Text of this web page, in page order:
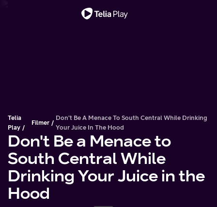
Telia
Play
Filmer
Don't Be A Menace To South Central While Drinking
Your Juice In The Hood
Don't Be a Menace to
South Central While
Drinking Your Juice in the
Hood